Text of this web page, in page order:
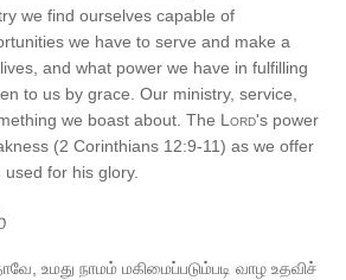
we find ourselves capable of
we have to serve and make a
and what power we have in fulfilling
to us by grace. Our ministry, service,
we boast about. The Lord's power
(2 Corinthians 12:9-11) as we offer
for his glory.
உமது நாமம் மகிமைப்படும்படி வாழ உதவிச்